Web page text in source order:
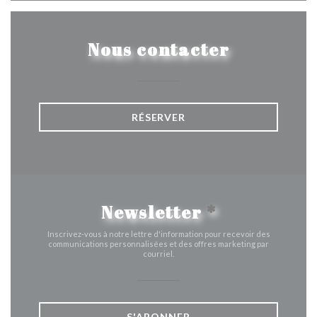
Nous contacter
RÉSERVER
Newsletter*
Inscrivez-vous à notre lettre d'information pour recevoir des
communications personnalisées et des offres marketing par
courriel.